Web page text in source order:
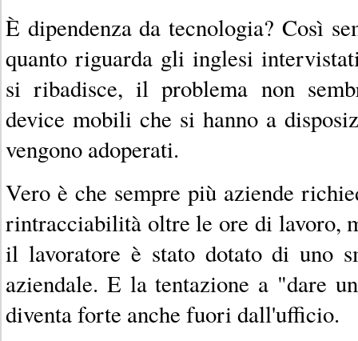
È dipendenza da tecnologia? Così
quanto riguarda gli inglesi
si ribadisce, il problema non
device mobili che si hanno a
vengono adoperati.
Vero è che sempre più aziende
rintracciabilità oltre le ore di lavoro,
il lavoratore è stato dotato di uno
aziendale. E la tentazione a "dare
diventa forte anche fuori dall'ufficio.